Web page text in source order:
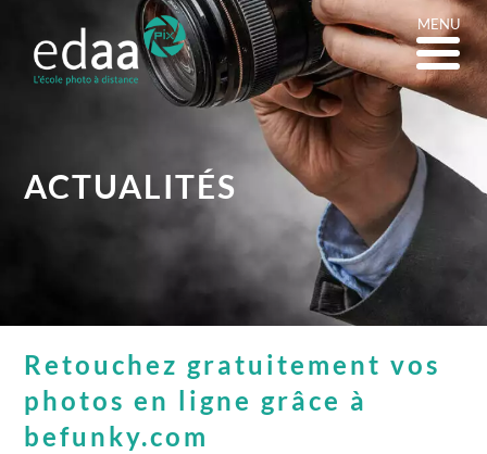
MENU
ACTUALITÉS
Retouchez gratuitement vos
photos en ligne grâce à
befunky.com